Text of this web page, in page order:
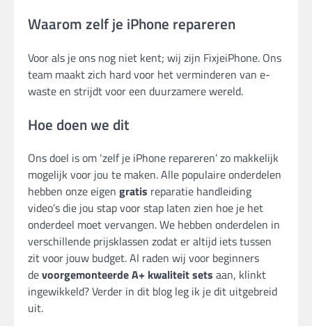
Waarom zelf je iPhone repareren
Voor als je ons nog niet kent; wij zijn FixjeiPhone. Ons
team maakt zich hard voor het verminderen van e-
waste en strijdt voor een duurzamere wereld.
Hoe doen we dit
Ons doel is om ‘zelf je iPhone repareren’ zo makkelijk
mogelijk voor jou te maken. Alle populaire onderdelen
hebben onze eigen gratis reparatie handleiding
video’s die jou stap voor stap laten zien hoe je het
onderdeel moet vervangen. We hebben onderdelen in
verschillende prijsklassen zodat er altijd iets tussen
zit voor jouw budget. Al raden wij voor beginners
devoorgemonteerde A+ kwaliteit sets aan, klinkt
ingewikkeld? Verder in dit blog leg ik je dit uitgebreid
uit.